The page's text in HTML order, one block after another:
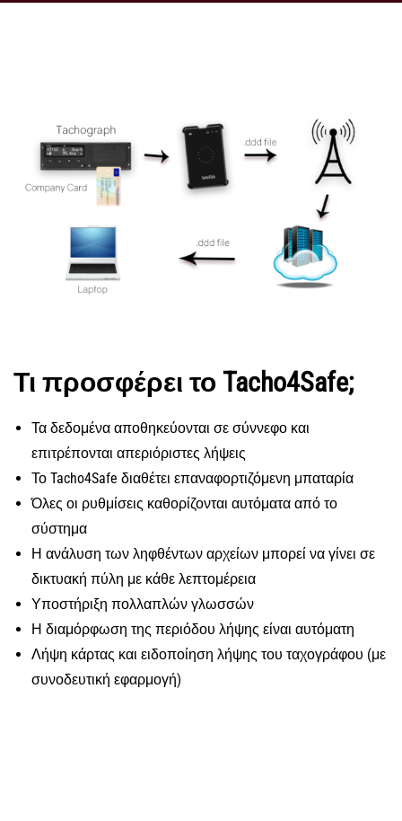
Τι προσφέρει το Tacho4Safe;
Τα δεδομένα αποθηκεύονται σε σύννεφο και
επιτρέπονται απεριόριστες λήψεις
Το Tacho4Safe διαθέτει επαναφορτιζόμενη μπαταρία
Όλες οι ρυθμίσεις καθορίζονται αυτόματα από το
σύστημα
Η ανάλυση των ληφθέντων αρχείων μπορεί να γίνει σε
δικτυακή πύλη με κάθε λεπτομέρεια
Υποστήριξη πολλαπλών γλωσσών
Η διαμόρφωση της περιόδου λήψης είναι αυτόματη
Λήψη κάρτας και ειδοποίηση λήψης του ταχογράφου (με
συνοδευτική εφαρμογή)